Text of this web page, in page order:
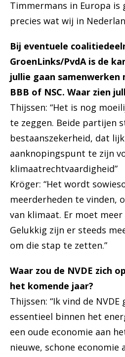
Timmermans in Europa is
precies wat wij in
Bij eventuele
GroenLinks/PvdA is de
jullie gaan
BBB of NSC. Waar zien
Thijssen: “Het is nog
te zeggen. Beide partijen
bestaanszekerheid, dat
aanknopingspunt te zijn
klimaatrechtvaardigheid”
Kröger: “Het wordt
meerderheden te vinden,
van klimaat. Er moet
Gelukkig zijn er steeds
om die stap te zetten.”
Waar zou de NVDE zich
het komende jaar?
Thijssen: “Ik vind de
essentieel binnen het
een oude economie aan
nieuwe, schone economie